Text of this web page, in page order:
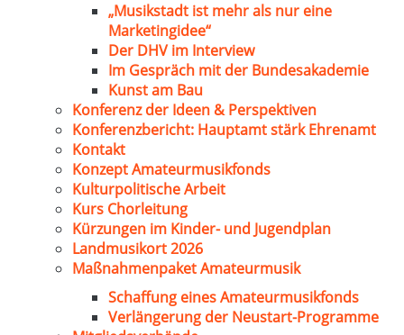
„Musikstadt ist mehr als nur eine
Marketingidee“
Der DHV im Interview
Im Gespräch mit der Bundesakademie
Kunst am Bau
Konferenz der Ideen & Perspektiven
Konferenzbericht: Hauptamt stärk Ehrenamt
Kontakt
Konzept Amateurmusikfonds
Kulturpolitische Arbeit
Kurs Chorleitung
Kürzungen im Kinder- und Jugendplan
Landmusikort 2026
Maßnahmenpaket Amateurmusik
Schaffung eines Amateurmusikfonds
Verlängerung der Neustart-Programme